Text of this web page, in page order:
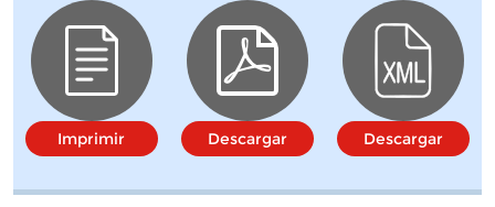
Imprimir Descargar Descargar